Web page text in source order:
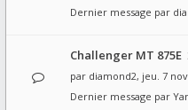
Dernier message par
Challenger MT 875E
par diamond2, jeu. 7
Dernier message par